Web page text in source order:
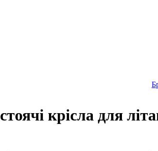
крісла для